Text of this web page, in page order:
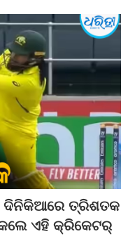
ଦିନିକିଆରେ ତ୍ରିଶତକ
ଏହି କ୍ରିକେଟର୍‌